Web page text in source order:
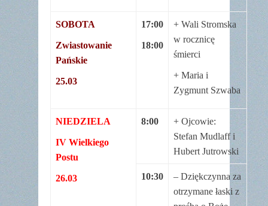
SOBOTA
Zwiastowanie
Pańskie
25.03
17:00
18:00
+ Wali Stromska
w rocznicę
śmierci
+ Maria i
Zygmunt Szwaba
NIEDZIELA
IV Wielkiego
Postu
26.03
8:00
+ Ojcowie:
Stefan Mudlaff i
Hubert Jutrowski
10:30
– Dziękczynna za
otrzymane łaski z